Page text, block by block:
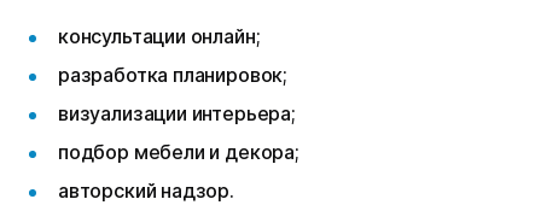
консультации онлайн;
разработка планировок;
визуализации интерьера;
подбор мебели и декора;
авторский надзор.